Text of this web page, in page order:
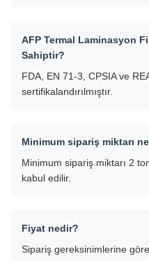
AFP Termal Laminasyon
Sahiptir?
FDA, EN 71-3, CPSIA ve
sertifikalandırılmıştır.
Minimum sipariş miktarı
Minimum sipariş miktarı 2
kabul edilir.
Fiyat nedir?
Sipariş gereksinimlerine